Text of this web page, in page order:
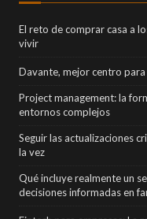
El reto de comprar casa a
vivir
Davante, mejor centro
Project management: la
entornos complejos
Seguir las actualizaciones
la vez
Qué incluye realmente un
decisiones informadas en